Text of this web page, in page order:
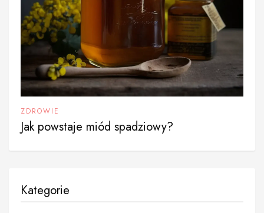
ZDROWIE
Jak powstaje miód spadziowy?
Kategorie